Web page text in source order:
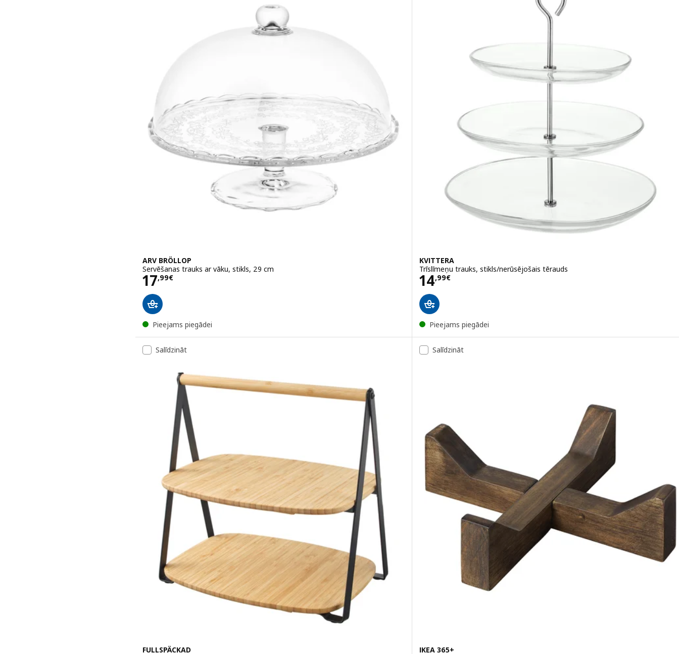
ARV BRÖLLOP
Servēšanas trauks ar vāku, stikls, 29 cm
17,99€
Cena 17,99€
Pieejams piegādei
KVITTERA
Trīslīmeņu trauks, stikls/nerūsējošais tērauds
14,99€
Cena 14,99€
Pieejams piegādei
Salīdzināt
FULLSPÄCKAD
Salīdzināt
IKEA 365+